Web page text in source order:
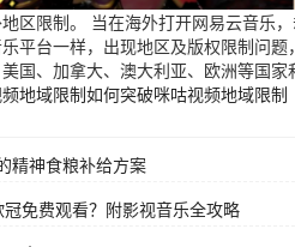
限制。 当在海外打开网易云音乐
平台一样，出现地区及版权限制问
国、加拿大、澳大利亚、欧洲等国
地域限制 如何突破咪咕视频地域限制
精神食粮补给方案
免费观看？附影视音乐全攻略